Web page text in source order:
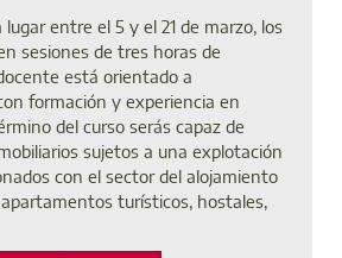
entre el 5 y el 21 de marzo, los
sesiones de tres horas de
está orientado a
formación y experiencia en
del curso serás capaz de
sujetos a una explotación
con el sector del alojamiento
turísticos, hostales,